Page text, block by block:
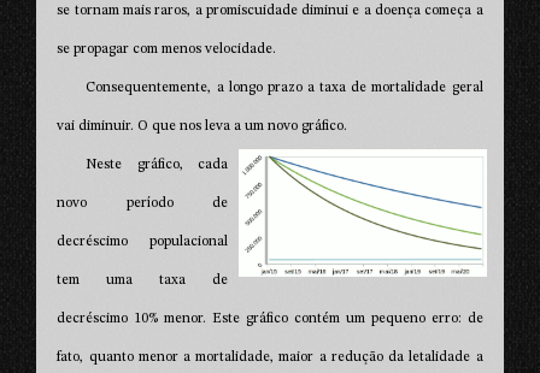
se tornam mais raros, a promiscuidade diminui e a doença começa a
se propagar com menos velocidade.
Consequentemente, a longo prazo a taxa de mortalidade geral
vai diminuir. O que nos leva a um novo gráfico.
Neste gráfico, cada
novo período de
decréscimo populacional
tem uma taxa de
decréscimo 10% menor. Este gráfico contém um pequeno erro: de
fato, quanto menor a mortalidade, maior a redução da letalidade a